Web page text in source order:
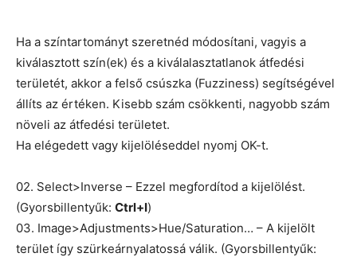
Ha a színtartományt szeretnéd módosítani, vagyis a
kiválasztott szín(ek) és a kiválalasztatlanok átfedési
területét, akkor a felső csúszka (Fuzziness) segítségével
állíts az értéken. Kisebb szám csökkenti, nagyobb szám
növeli az átfedési területet.
Ha elégedett vagy kijelöléseddel nyomj OK-t.
02. Select>Inverse – Ezzel megfordítod a kijelölést.
(Gyorsbillentyűk: Ctrl+I)
03. Image>Adjustments>Hue/Saturation… – A kijelölt
terület így szürkeárnyalatossá válik. (Gyorsbillentyűk: